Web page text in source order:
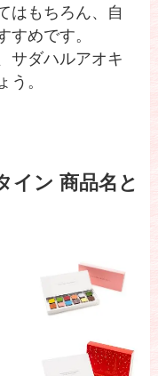
はもちろん、自
すめです。
サダハルアオキ
う。
イン 商品名と